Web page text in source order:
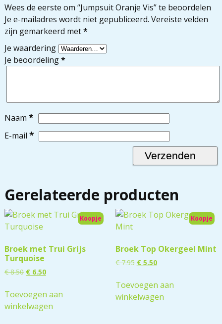
Wees de eerste om “Jumpsuit Oranje Vis” te beoordelen
Je e-mailadres wordt niet gepubliceerd. Vereiste velden
zijn gemarkeerd met*
Je waardering
Je beoordeling*
Naam *
E-mail *
Gerelateerde producten
Koopje
Broek met Trui Grijs
Turquoise
€8.50 €6.50
Toevoegen aan
winkelwagen
Koopje
Broek Top Okergeel Mint
€7.95 €5.50
Toevoegen aan
winkelwagen